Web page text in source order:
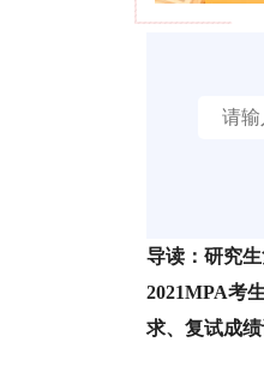
导读：研究
2021MPA考
求、复试成